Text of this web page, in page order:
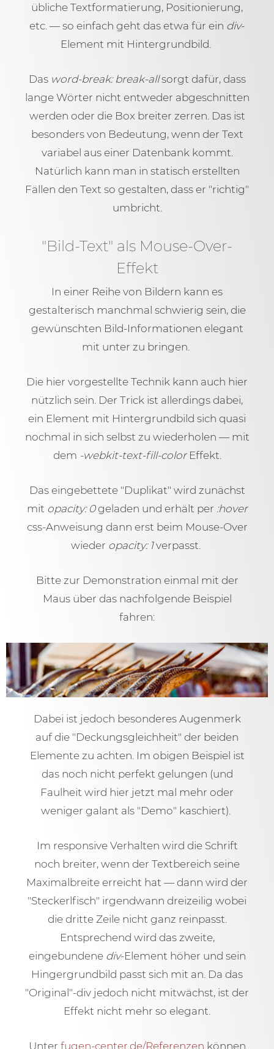
übliche Textformatierung, Positionierung,
etc. — so einfach geht das etwa für ein div-
Element mit Hintergrundbild.
Das word-break: break-allsorgt dafür, dass
lange Wörter nicht entweder abgeschnitten
werden oder die Box breiter zerren. Das ist
besonders von Bedeutung, wenn der Text
variabel aus einer Datenbank kommt.
Natürlich kann man in statisch erstellten
Fällen den Text so gestalten, dass er "richtig"
umbricht.
"Bild-Text" als Mouse-Over-
Effekt
In einer Reihe von Bildern kann es
gestalterisch manchmal schwierig sein, die
gewünschten Bild-Informationen elegant
mit unter zu bringen.
Die hier vorgestellte Technik kann auch hier
nützlich sein. Der Trick ist allerdings dabei,
ein Element mit Hintergrundbild sich quasi
nochmal in sich selbst zu wiederholen — mit
dem -webkit-text-fill-colorEffekt.
Das eingebettete "Duplikat" wird zunächst
mit opacity: 0geladen und erhält per :hover
css-Anweisung dann erst beim Mouse-Over
wieder opacity: 1verpasst.
Bitte zur Demonstration einmal mit der
Maus über das nachfolgende Beispiel
fahren:
Dabei ist jedoch besonderes Augenmerk
auf die "Deckungsgleichheit" der beiden
Elemente zu achten. Im obigen Beispiel ist
das noch nicht perfekt gelungen (und
Faulheit wird hier jetzt mal mehr oder
weniger galant als "Demo" kaschiert).
Im responsive Verhalten wird die Schrift
noch breiter, wenn der Textbereich seine
Maximalbreite erreicht hat — dann wird der
"Steckerlfisch" irgendwann dreizeilig wobei
die dritte Zeile nicht ganz reinpasst.
Entsprechend wird das zweite,
eingebundene div-Element höher und sein
Hingergrundbild passt sich mit an. Da das
"Original"-div jedoch nicht mitwächst, ist der
Effekt nicht mehr so elegant.
Unter fugen-center.de/Referenzen können